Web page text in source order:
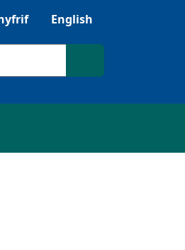
Browsealoud
English
Chwilio'r safle